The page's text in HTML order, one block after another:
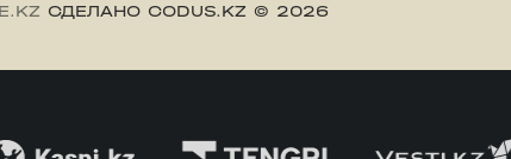
СДЕЛАНО CODUS.KZ © 2026